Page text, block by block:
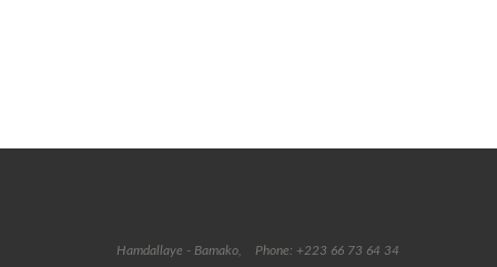
Phone: +223 66 73 64 34
Hamdallaye - Bamako,